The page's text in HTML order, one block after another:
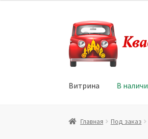
Перейти
к
навигации
Перейти
к
содержимому
Витрина В
Главная Витрина Мой
Главная Под заказ